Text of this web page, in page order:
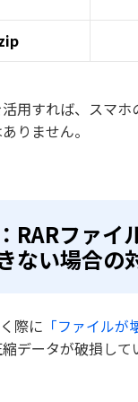
用すれば、スマホ
りません。
RARファイ
ない場合の
際に 「ファイル
データが破損して